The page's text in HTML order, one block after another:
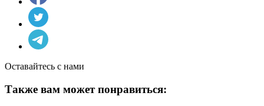
Оставайтесь с нами
Также вам может понравиться: